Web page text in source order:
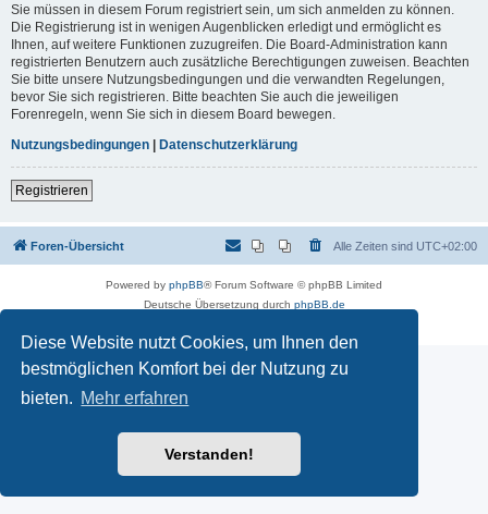
Diese Website nutzt Cookies, um Ihnen den
bestmöglichen Komfort bei der Nutzung zu
bieten. Mehr erfahren
Verstanden!
Sie müssen in diesem Forum registriert sein, um sich anmelden zu können.
Die Registrierung ist in wenigen Augenblicken erledigt und ermöglicht es
Ihnen, auf weitere Funktionen zuzugreifen. Die Board-Administration kann
registrierten Benutzern auch zusätzliche Berechtigungen zuweisen. Beachten
Sie bitte unsere Nutzungsbedingungen und die verwandten Regelungen,
bevor Sie sich registrieren. Bitte beachten Sie auch die jeweiligen
Forenregeln, wenn Sie sich in diesem Board bewegen.
Nutzungsbedingungen | Datenschutzerklärung
Registrieren
Foren-Übersicht Alle Zeiten sind UTC+02:00
Powered by phpBB® Forum Software © phpBB Limited
Deutsche Übersetzung durch phpBB.de